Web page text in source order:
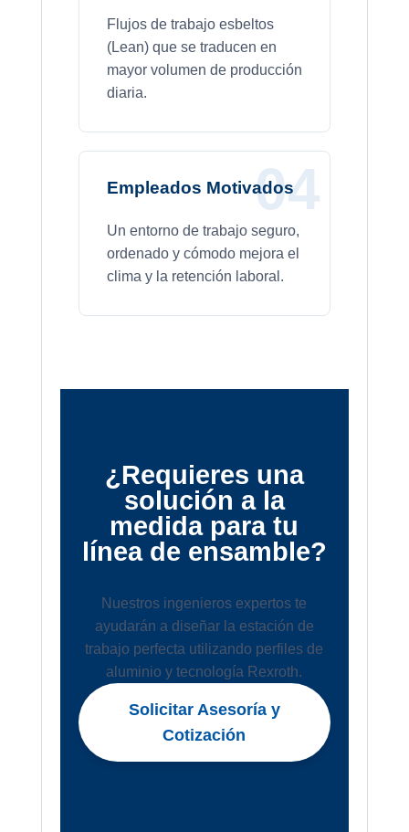
Flujos de trabajo esbeltos
(Lean) que se traducen en
mayor volumen de producción
diaria.
04
Empleados Motivados
Un entorno de trabajo seguro,
ordenado y cómodo mejora el
clima y la retención laboral.
¿Requieres una
solución a la
medida para tu
línea de ensamble?
Nuestros ingenieros expertos te
ayudarán a diseñar la estación de
trabajo perfecta utilizando perfiles de
aluminio y tecnología Rexroth.
Solicitar Asesoría y
Cotización